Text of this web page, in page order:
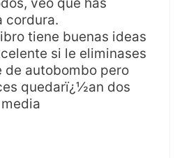
veo que has
cordura.
tiene buenas ideas
si le eliminases
de autobombo pero
quedarï¿½an dos